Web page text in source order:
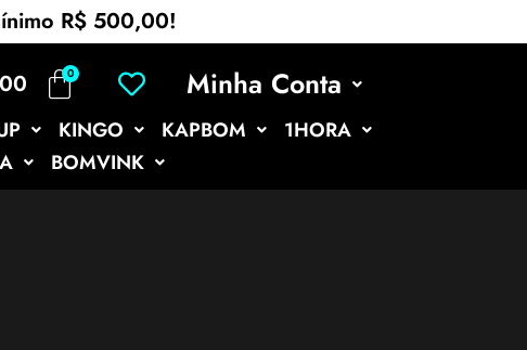
R$ 500,00!
Minha Conta
KINGO KAPBOM
1HORA
BOMVINK